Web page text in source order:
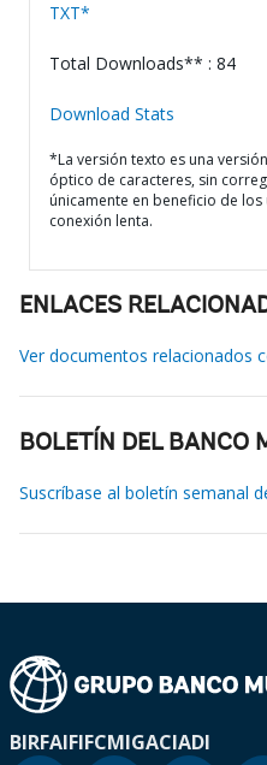
TXT*
Total Downloads** : 84
Download Stats
*La versión texto es una
óptico de caracteres, sin
únicamente en beneficio de
conexión lenta.
ENLACES
Ver documentos relacionados
BOLETÍN DEL BANCO
Suscríbase al boletín semanal
BIRFAIFIFCMIGACIADI